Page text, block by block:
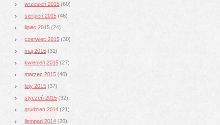
wrzesień 2015 (60)
sierpień 2015 (46)
lipiec 2015 (24)
czerwiec 2015 (30)
maj 2015 (31)
kwiecień 2015 (27)
marzec 2015 (40)
luty 2015 (37)
styczeń 2015 (32)
grudzień 2014 (21)
listopad 2014 (20)